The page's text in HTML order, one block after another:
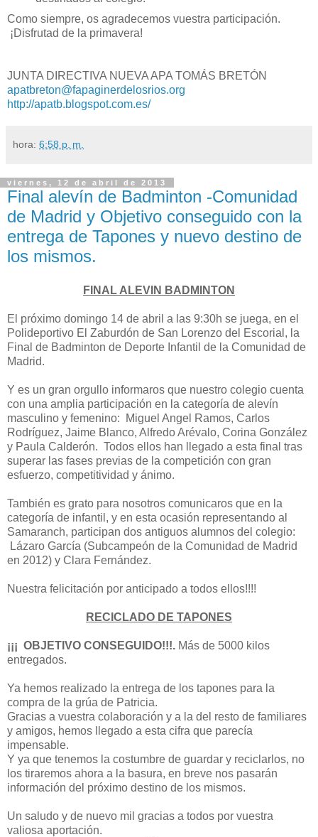
Como siempre, os agradecemos vuestra participación.
¡Disfrutad de la primavera!
JUNTA DIRECTIVA NUEVA APA TOMÁS BRETÓN
apatbreton@fapaginerdelosrios.org
http://apatb.blogspot.com.es/
hora: 6:58 p. m.
viernes, 12 de abril de 2013
Final alevín de Badminton -Comunidad
de Madrid y Objetivo conseguido con la
entrega de Tapones y nuevo destino de
los mismos.
FINAL ALEVIN BADMINTON
El próximo domingo 14 de abril a las 9:30h se juega, en el
Polideportivo El Zaburdón de San Lorenzo del Escorial, la
Final de Badminton de Deporte Infantil de la Comunidad de
Madrid.
Y es un gran orgullo informaros que nuestro colegio cuenta
con una amplia participación en la categoría de alevín
masculino y femenino: Miguel Angel Ramos, Carlos
Rodríguez, Jaime Blanco, Alfredo Arévalo, Corina González
y Paula Calderón. Todos ellos han llegado a esta final tras
superar las fases previas de la competición con gran
esfuerzo, competitividad y ánimo.
También es grato para nosotros comunicaros que en la
categoría de infantil, y en esta ocasión representando al
Samaranch, participan dos antiguos alumnos del colegio:
Lázaro García (Subcampeón de la Comunidad de Madrid
en 2012) y Clara Fernández.
Nuestra felicitación por anticipado a todos ellos!!!!
RECICLADO DE TAPONES
¡¡¡ OBJETIVO CONSEGUIDO!!!. Más de 5000 kilos
entregados.
Ya hemos realizado la entrega de los tapones para la
compra de la grúa de Patricia.
Gracias a vuestra colaboración y a la del resto de familiares
y amigos, hemos llegado a esta cifra que parecía
impensable.
Y ya que tenemos la costumbre de guardar y reciclarlos, no
los tiraremos ahora a la basura, en breve nos pasarán
información del próximo destino de los mismos.
Un saludo y de nuevo mil gracias a todos por vuestra
valiosa aportación.